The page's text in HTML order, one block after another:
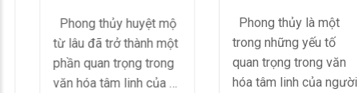
Phong thủy huyệt mộ
từ lâu đã trở thành một
phần quan trọng trong
văn hóa tâm linh của …
Phong thủy là một
trong những yếu tố
quan trọng trong văn
hóa tâm linh của người